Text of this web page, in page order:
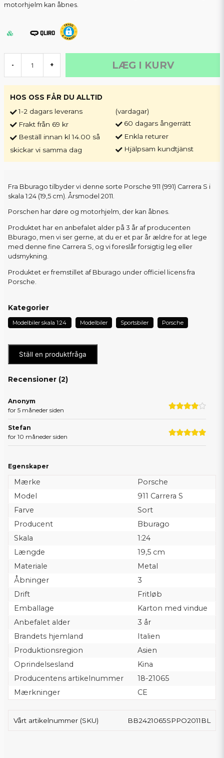
motorhjelm kan åbnes.
- + LÆG I KURV
HOS OSS FÅR DU ALLTID
1-2 dagars leverans
Frakt från 69 kr
Beställ innan kl 14.00 så
skickar vi samma dag
(vardagar)
60 dagars ångerrätt
Enkla returer
Hjälpsam kundtjänst
Fra Bburago tilbyder vi denne sorte Porsche 911 (991) Carrera S i
skala 1:24 (19,5 cm). Årsmodel 2011.
Porschen har døre og motorhjelm, der kan åbnes.
Produktet har en anbefalet alder på 3 år af producenten
Bburago, men vi ser gerne, at du er et par år ældre for at lege
med denne fine Carrera S, og vi foreslår forsigtig leg eller
udsmykning.
Produktet er fremstillet af Bburago under officiel licens fra
Porsche.
Kategorier
Modelbiler skala 1:24 Modelbiler Sportsbiler Porsche
Ställ en produktfråga
Recensioner (2)
Anonym
for 5 måneder siden
Stefan
for 10 måneder siden
Egenskaper
Mærke
Porsche
Model
911 Carrera S
Farve
Sort
Producent
Bburago
Skala
1:24
Længde
19,5 cm
Materiale
Metal
Åbninger
3
Drift
Fritløb
Emballage
Karton med vindue
Anbefalet alder
3 år
Brandets hjemland
Italien
Produktionsregion
Asien
Oprindelsesland
Kina
Producentens artikelnummer
18-21065
Mærkninger
CE
Vårt artikelnummer (SKU) BB2421065SPPO2011BL